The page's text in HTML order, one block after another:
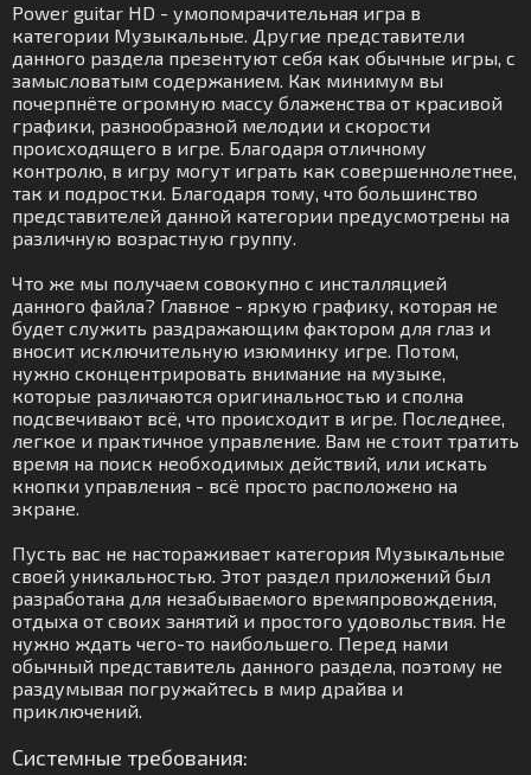
Power guitar HD - умопомрачительная игра в
категории Музыкальные. Другие представители
данного раздела презентуют себя как обычные игры, с
замысловатым содержанием. Как минимум вы
почерпнёте огромную массу блаженства от красивой
графики, разнообразной мелодии и скорости
происходящего в игре. Благодаря отличному
контролю, в игру могут играть как совершеннолетнее,
так и подростки. Благодаря тому, что большинство
представителей данной категории предусмотрены на
различную возрастную группу.
Что же мы получаем совокупно с инсталляцией
данного файла? Главное - яркую графику, которая не
будет служить раздражающим фактором для глаз и
вносит исключительную изюминку игре. Потом,
нужно сконцентрировать внимание на музыке,
которые различаются оригинальностью и сполна
подсвечивают всё, что происходит в игре. Последнее,
легкое и практичное управление. Вам не стоит тратить
время на поиск необходимых действий, или искать
кнопки управления - всё просто расположено на
экране.
Пусть вас не настораживает категория Музыкальные
своей уникальностью. Этот раздел приложений был
разработана для незабываемого времяпровождения,
отдыха от своих занятий и простого удовольствия. Не
нужно ждать чего-то наибольшего. Перед нами
обычный представитель данного раздела, поэтому не
раздумывая погружайтесь в мир драйва и
приключений.
Системные требования: